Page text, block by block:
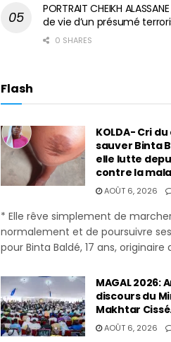
PORTRAIT CHEIKH
de vie d’un présumé
0 SHARES
Flash
KOLDA- Cri
sauver Binta
elle lutte
contre la
AOÛT 6, 2026
* Elle rêve simplement de
normalement et de poursuivre
pour Binta Baldé, 17 ans, originaire
MAGAL 2026:
discours du
Makhtar
AOÛT 6, 2026